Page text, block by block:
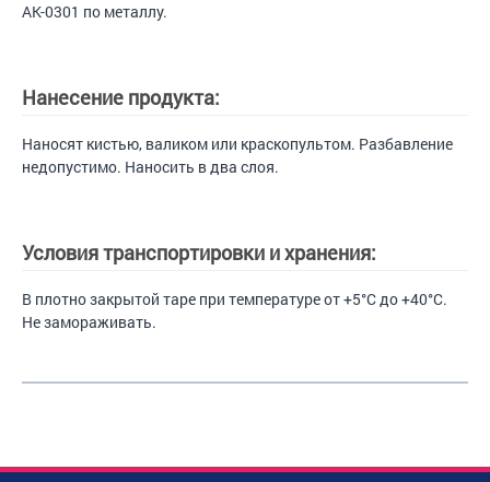
АК-0301 по металлу.
Нанесение продукта:
Наносят кистью, валиком или краскопультом. Разбавление
недопустимо. Наносить в два слоя.
Условия транспортировки и хранения:
В плотно закрытой таре при температуре от +5°С до +40°С.
Не замораживать.